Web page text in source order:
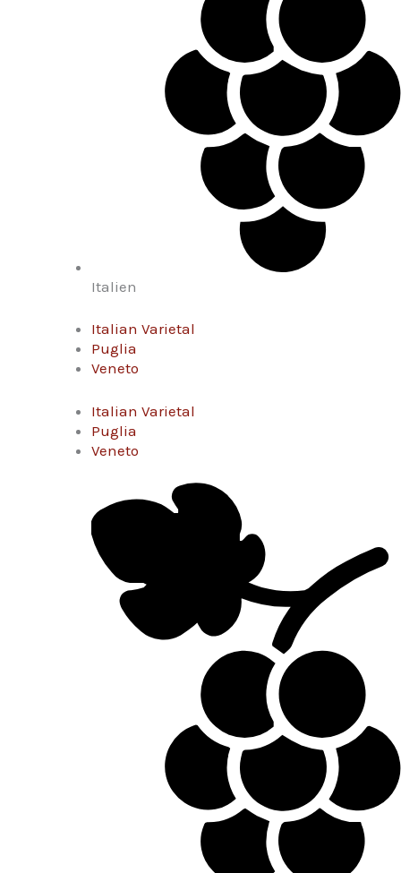
Italien
Italian Varietal
Puglia
Veneto
Italian Varietal
Puglia
Veneto